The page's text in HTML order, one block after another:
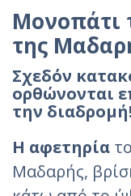
Μονοπάτι
της
Σχεδόν
ορθώνονται
την διαδρομή!
Η αφετηρία
Μαδαρής,